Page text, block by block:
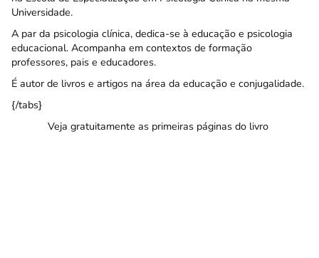
Universidade.
A par da psicologia clínica, dedica-se à educação e psicologia
educacional. Acompanha em contextos de formação
professores, pais e educadores.
É autor de livros e artigos na área da educação e conjugalidade.
{/tabs}
Veja gratuitamente as primeiras páginas do livro